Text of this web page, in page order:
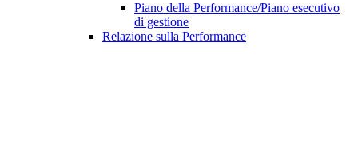
Piano della Performance/Piano esecutivo
di gestione
Relazione sulla Performance